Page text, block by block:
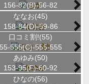
156-82(B)-56-82
ななお(45)
158-84(D)-59-86
口コミ割!(55)
55-555(C)-555-555
あゆみ(50)
153-95(F)-60-92
ひなの(56)